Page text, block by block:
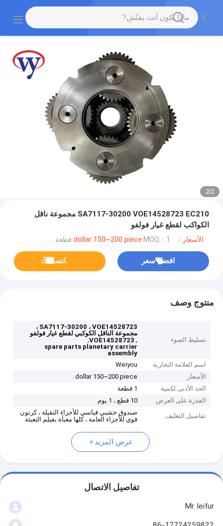
2
/
2
SA7117-30200 VOE14528723 EC210 مجموعة ناقل
الكواكب لقطع غيار فولفو
الأسعار：dollar 150~200 piece MOQ：1 قطعة
افضل سعر ﺎﺘﺼﻟ ﺍﻶﻧ
منتوج وصف
تسليط الضوء
SA7117-30200 ، VOE14528723 ،
مجموعة الناقل الكوكبي لقطع غيار فولفو
,
VOE14528723
,
spare parts planetary carrier
assembly
اسم العلامة التجارية
Weiyou
الأسعار
dollar 150~200 piece
الحد الأدنى لكمية
1 قطعة
القدرة على العرض
10 قطع ، 1 يوم
تفاصيل التغليف
صندوق خشبي قياسي للأجزاء الثقيلة ، كرتون
قوي للأجزاء العامة ، كلها معبأة بفيلم التعبئة
عرض المزيد
تفاصيل الاتصال
Mr. leifur